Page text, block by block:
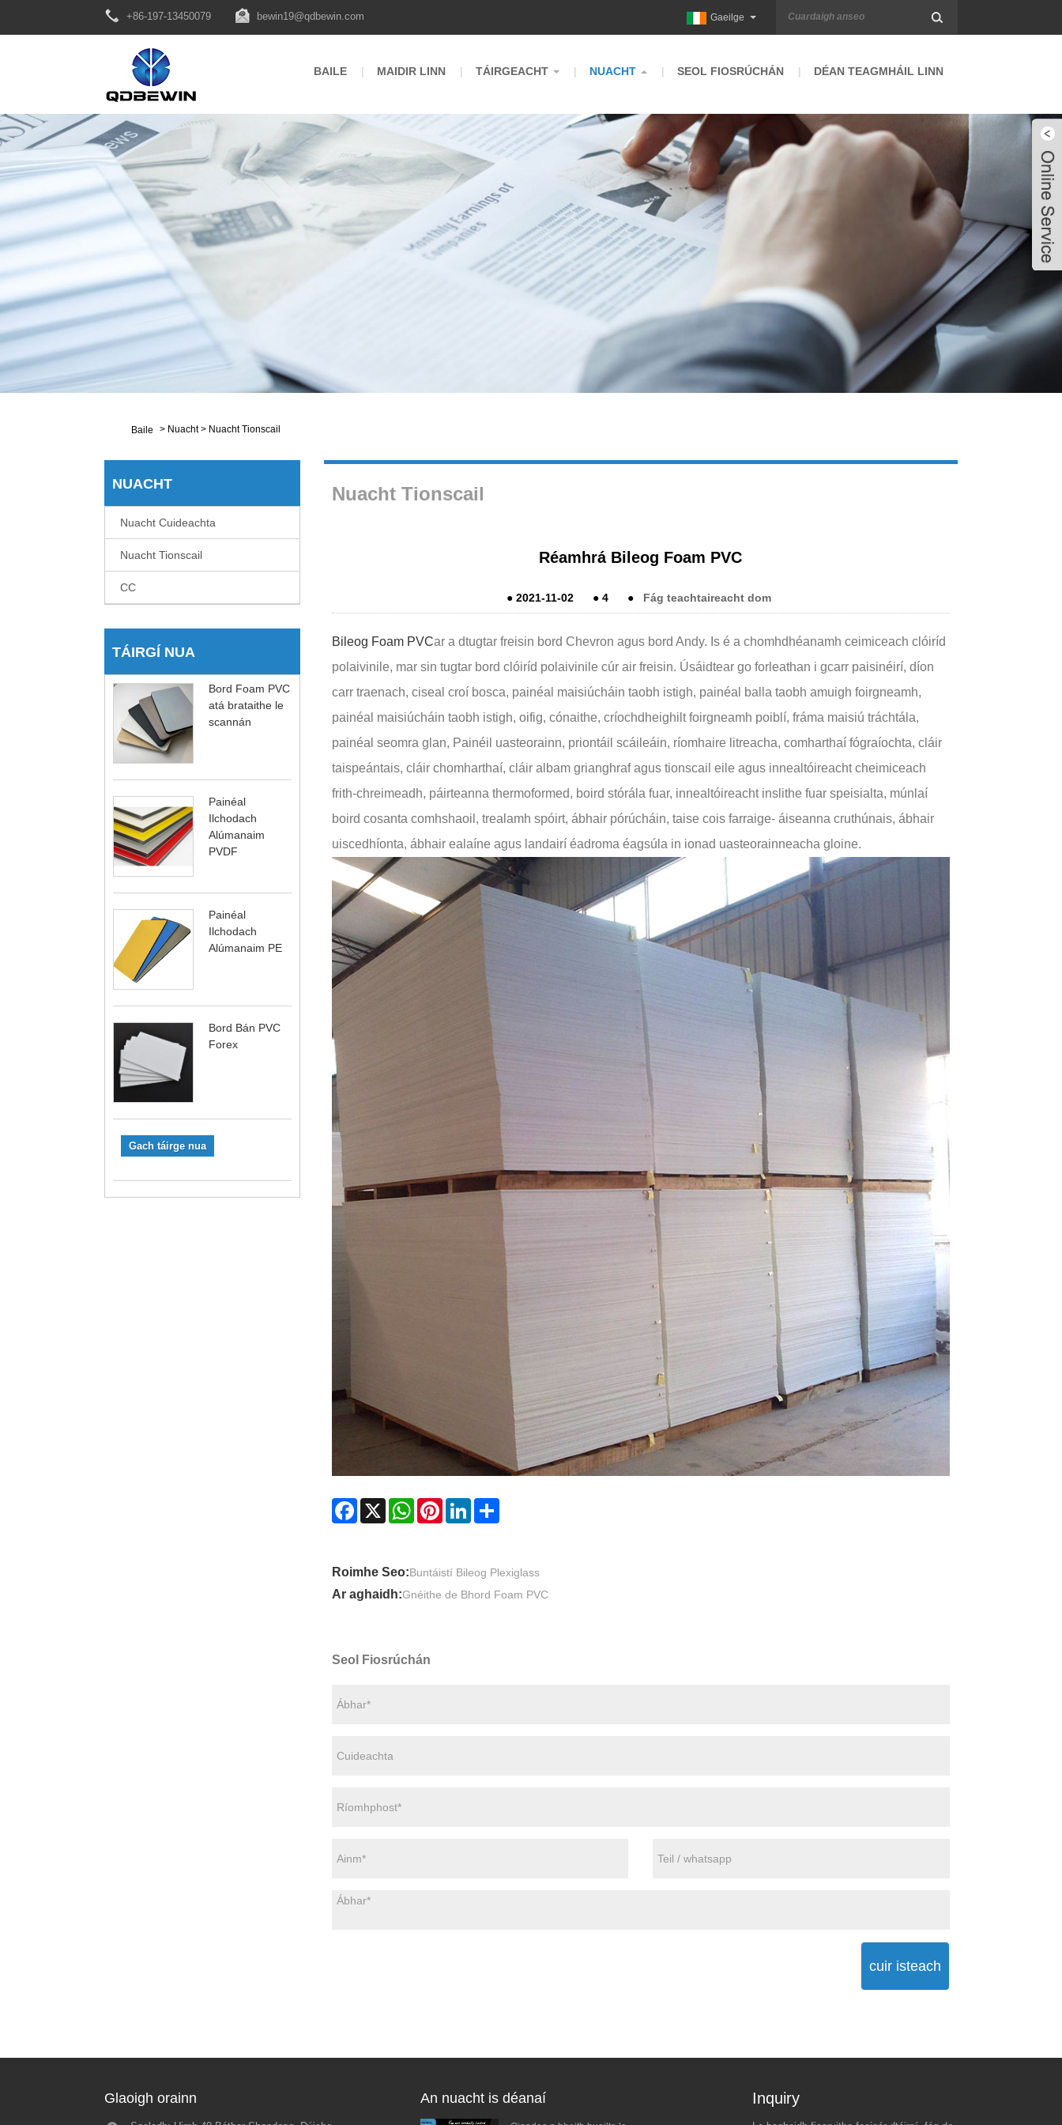
+86-197-13450079 bewin19@qdbewin.com Gaeilge
BAILE MAIDIR LINN TÁIRGEACHT NUACHT SEOL FIOSRÚCHÁN DÉAN TEAGMHÁIL LINN
Baile > Nuacht > Nuacht Tionscail
NUACHT
Nuacht Cuideachta
Nuacht Tionscail
CC
TÁIRGÍ NUA
Bord Foam PVC
atá brataithe le
scannán
Painéal
Ilchodach
Alúmanaim
PVDF
Painéal
Ilchodach
Alúmanaim PE
Bord Bán PVC
Forex
Gach táirge nua
Nuacht Tionscail
Réamhrá Bileog Foam PVC
●2021-11-02 ●4 ● Fág teachtaireacht dom
Bileog Foam PVCar a dtugtar freisin bord Chevron agus bord Andy. Is é a chomhdhéanamh ceimiceach clóiríd
polaivinile, mar sin tugtar bord clóiríd polaivinile cúr air freisin. Úsáidtear go forleathan i gcarr paisinéirí, díon
carr traenach, ciseal croí bosca, painéal maisiúcháin taobh istigh, painéal balla taobh amuigh foirgneamh,
painéal maisiúcháin taobh istigh, oifig, cónaithe, críochdheighilt foirgneamh poiblí, fráma maisiú tráchtála,
painéal seomra glan, Painéil uasteorainn, priontáil scáileáin, ríomhaire litreacha, comharthaí fógraíochta, cláir
taispeántais, cláir chomharthaí, cláir albam grianghraf agus tionscail eile agus innealtóireacht cheimiceach
frith-chreimeadh, páirteanna thermoformed, boird stórála fuar, innealtóireacht inslithe fuar speisialta, múnlaí
boird cosanta comhshaoil, trealamh spóirt, ábhair pórúcháin, taise cois farraige- áiseanna cruthúnais, ábhair
uiscedhíonta, ábhair ealaíne agus landairí éadroma éagsúla in ionad uasteorainneacha gloine.
Facebook
X WhatsApp
PinterestLinkedInShare
Roimhe Seo:Buntáistí Bileog Plexiglass
Ar aghaidh:Gnéithe de Bhord Foam PVC
Seol Fiosrúchán
cuir isteach
Glaoigh orainn An nuacht is déanaí Inquiry For Pricelist